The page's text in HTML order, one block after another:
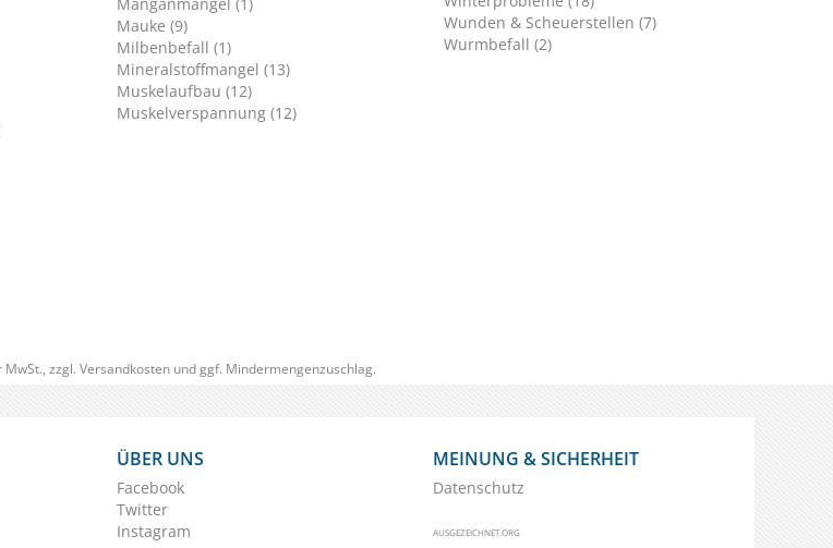
Mauke (9)
Milbenbefall (1)
Mineralstoffmangel (13)
Muskelaufbau (12)
Muskelverspannung (12)
Wunden & Scheuerstellen (7)
Wurmbefall (2)
zzgl. Versandkostenund ggf. Mindermengenzuschlag.
ÜBER UNS
Facebook
Twitter
Instagram
MEINUNG & SICHERHEIT
Datenschutz
AUSGEZEICHNET.ORG